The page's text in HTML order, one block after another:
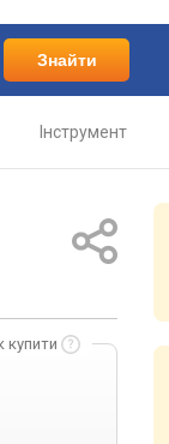
Знайти
Інструмент
купити